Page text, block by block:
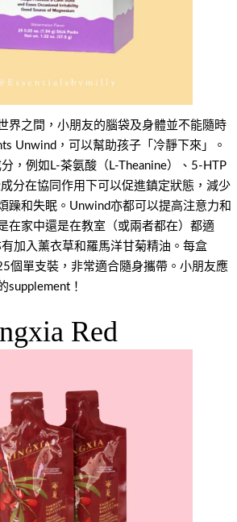
界之間，小朋友的腦袋及身體並不能隨時
Unwind，可以幫助孩子「冷靜下來」。
，例如L-茶氨酸（L-Theanine）、5-HTP
分在協同作用下可以促進鎮定狀態，減少
躁和失眠。Unwind亦都可以提高注意力和
在家中還是在教室（或兩者都在）都適
加入薰衣草和羅馬洋甘菊精油。每盒
個單支裝，非常適合隨身攜帶。小朋友應
supplement！
Red